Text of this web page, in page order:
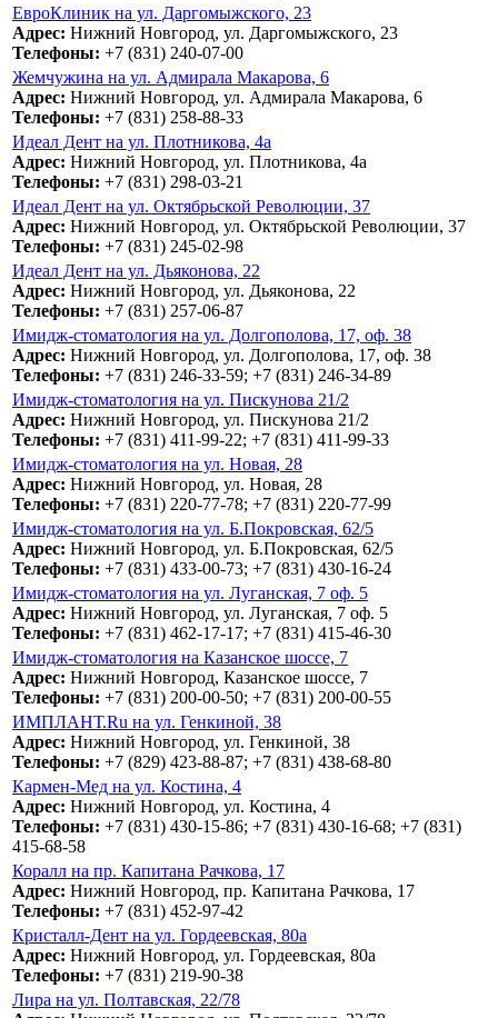
ЕвроКлиник на ул. Даргомыжского, 23
Адрес: Нижний Новгород, ул. Даргомыжского, 23
Телефоны: +7 (831) 240-07-00
Жемчужина на ул. Адмирала Макарова, 6
Адрес: Нижний Новгород, ул. Адмирала Макарова, 6
Телефоны: +7 (831) 258-88-33
Идеал Дент на ул. Плотникова, 4а
Адрес: Нижний Новгород, ул. Плотникова, 4а
Телефоны: +7 (831) 298-03-21
Идеал Дент на ул. Октябрьской Революции, 37
Адрес: Нижний Новгород, ул. Октябрьской Революции, 37
Телефоны: +7 (831) 245-02-98
Идеал Дент на ул. Дьяконова, 22
Адрес: Нижний Новгород, ул. Дьяконова, 22
Телефоны: +7 (831) 257-06-87
Имидж-стоматология на ул. Долгополова, 17, оф. 38
Адрес: Нижний Новгород, ул. Долгополова, 17, оф. 38
Телефоны: +7 (831) 246-33-59; +7 (831) 246-34-89
Имидж-стоматология на ул. Пискунова 21/2
Адрес: Нижний Новгород, ул. Пискунова 21/2
Телефоны: +7 (831) 411-99-22; +7 (831) 411-99-33
Имидж-стоматология на ул. Новая, 28
Адрес: Нижний Новгород, ул. Новая, 28
Телефоны: +7 (831) 220-77-78; +7 (831) 220-77-99
Имидж-стоматология на ул. Б.Покровская, 62/5
Адрес: Нижний Новгород, ул. Б.Покровская, 62/5
Телефоны: +7 (831) 433-00-73; +7 (831) 430-16-24
Имидж-стоматология на ул. Луганская, 7 оф. 5
Адрес: Нижний Новгород, ул. Луганская, 7 оф. 5
Телефоны: +7 (831) 462-17-17; +7 (831) 415-46-30
Имидж-стоматология на Казанское шоссе, 7
Адрес: Нижний Новгород, Казанское шоссе, 7
Телефоны: +7 (831) 200-00-50; +7 (831) 200-00-55
ИМПЛАНТ.Ru на ул. Генкиной, 38
Адрес: Нижний Новгород, ул. Генкиной, 38
Телефоны: +7 (829) 423-88-87; +7 (831) 438-68-80
Кармен-Мед на ул. Костина, 4
Адрес: Нижний Новгород, ул. Костина, 4
Телефоны: +7 (831) 430-15-86; +7 (831) 430-16-68; +7 (831)
415-68-58
Коралл на пр. Капитана Рачкова, 17
Адрес: Нижний Новгород, пр. Капитана Рачкова, 17
Телефоны: +7 (831) 452-97-42
Кристалл-Дент на ул. Гордеевская, 80а
Адрес: Нижний Новгород, ул. Гордеевская, 80а
Телефоны: +7 (831) 219-90-38
Лира на ул. Полтавская, 22/78